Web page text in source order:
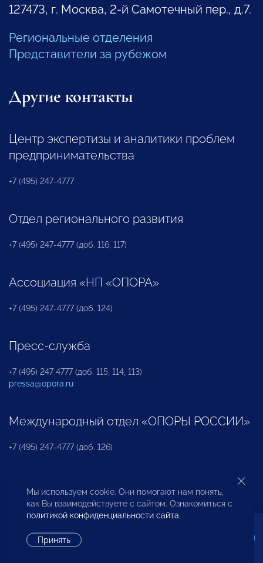
127473, г. Москва, 2-й Самотечный пер., д.7.
Региональные отделения
Представители за рубежом
Другие контакты
Центр экспертизы и аналитики проблем
предпринимательства
+7 (495) 247-4777
Отдел регионального развития
+7 (495) 247-4777 (доб. 116, 117)
Ассоциация «НП «ОПОРА»
+7 (495) 247-4777 (доб. 124)
Пресс-служба
+7 (495) 247 4777 (доб. 115, 114, 113)
pressa@opora.ru
Международный отдел «ОПОРЫ РОССИИ»
+7 (495) 247-4777 (доб. 126)
Бюро по защите прав предпринимателей и
инвесторов
Мы используем cookie. Они помогают нам понять,
как Вы взаимодействуете с сайтом. Ознакомиться с
политикой конфиденциальности сайта.
Принять